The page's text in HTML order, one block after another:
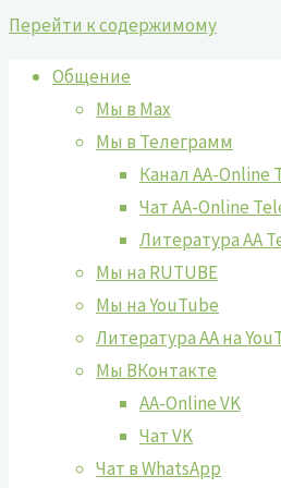
Перейти к содержимому
Общение
Мы в Max
Мы в Телеграмм
Канал AA-Online
Чат AA-Online
Литература АА
Мы на RUTUBE
Мы на YouTube
Литература АА на
Мы ВКонтакте
AA-Online VK
Чат VK
Чат в WhatsApp